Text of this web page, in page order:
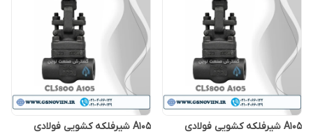
A105 شیرفلکه کشویی فولادی
A105 شیرفلکه کشویی فولادی